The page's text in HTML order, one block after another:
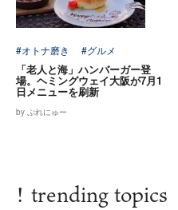
#オトナ磨き #グルメ
「老人と海」ハンバーガー登
場。ヘミングウェイ大阪が7月1
日メニューを刷新
by ぷれにゅー
! trending topics